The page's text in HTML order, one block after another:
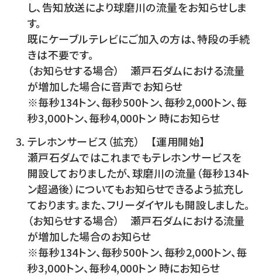
し、告知放送により球磨川の流量をお知らせしま
す。
既にケーブルテレビにご加入の方は、特段の手続
きは不要です。
（お知らせする場合） 瀬戸石ダムにおける流量
が増加した場合に音声でお知らせ
※毎秒134トン、毎秒500トン、毎秒2,000トン、毎
秒3,000トン、毎秒4,000トン 時にお知らせ
テレホンサービス（拡充） 【運用開始】
瀬戸石ダムではこれまでもテレホンサービスを
開設しておりましたが、球磨川の流量（毎秒134ト
ン超過後）についてもお知らせできるよう拡充し
ております。また、フリーダイヤルも開設しました。
（お知らせする場合） 瀬戸石ダムにおける流量
が増加した場合のお知らせ
※毎秒134トン、毎秒500トン、毎秒2,000トン、毎
秒3,000トン、毎秒4,000トン 時にお知らせ